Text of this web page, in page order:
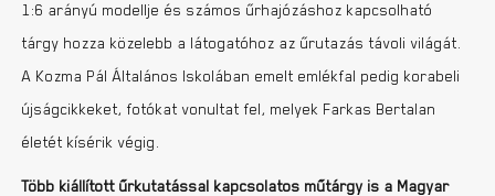
1:6 arányú modellje és számos űrhajózáshoz kapcsolható
tárgy hozza közelebb a látogatóhoz az űrutazás távoli világát.
A Kozma Pál Általános Iskolában emelt emlékfal pedig korabeli
újságcikkeket, fotókat vonultat fel, melyek Farkas Bertalan
életét kísérik végig.
Több kiállított űrkutatással kapcsolatos műtárgy is a Magyar